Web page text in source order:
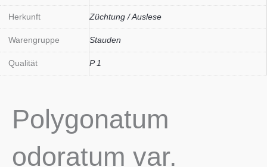
Herkunft Züchtung / Auslese
Warengruppe Stauden
Qualität P 1
Polygonatum
odoratum var.